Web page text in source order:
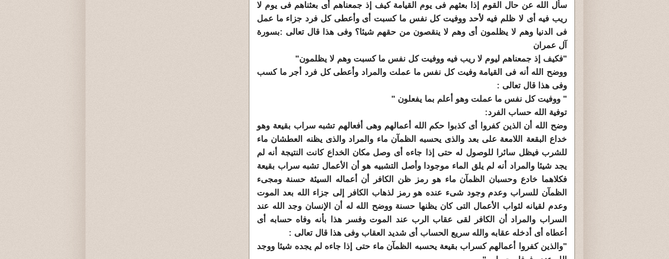
سأل الله عن حال القوم إذا بعثهم فى يوم القيامة كيف إذ جمعناهم أى بعثناهم فى يوم لا
ريب فيه أى لا ظلم فيه لأحد ووفيت كل نفس ما كسبت أى وأعطى كل فرد جزاء ما عمل
فى الدنيا وهم لا يظلمون أى وهم لا ينقصون من حقهم شيئا؟ وفى هذا قال تعالى :بسورة
آل عمران
"فكيف إذ جمعناهم ليوم لا ريب فيه ووفيت كل نفس ما كسبت وهم لا يظلمون"
ووضح الله أنه فى القيامة وفيت كل نفس ما عملت والمراد وأعطى كل فرد أجر ما كسب
وفى هذا قال تعالى :
" ووفيت كل نفس ما عملت وهو أعلم بما يفعلون "
توفية الله حساب الفرد:
وضح الله أن الذين كفروا أى كذبوا حكم الله أعمالهم وهى أفعالهم تشبه سراب بقيعة وهو
خداع البقعة اللامعة على بعد والذى يحسبه الظمآن ماء والمراد والذى يظنه العطشان ماء
للشرب فيظل سائرا للوصول له حتى إذا جاءه أى وصل مكان الخداع كانت النتيجة أنه لم
يجد شيئا والمراد أنه لم يلق الماء موجودا وأصل التشبيه هو أن الأعمال تشبه سراب بقيعة
فكلاهما خادع وحسبان الظمآن ماء هو رمز ظن الكافر أن أعماله السيئة حسنة ومجىء
الظمآن للسراب وعدم وجود شىء عنده هو رمز لذهاب الكافر إلى جزاء الله بعد الموت
وعدم لقيانه لثواب الأعمال التى كان يظنها حسنة ووضح الله له أن الإنسان وجد الله عند
السراب والمراد أن الكافر لقى عقاب الرب عند الموت وفسر هذا بأنه وفاه حسابه أى
أعطاه أى أدخله عقابه والله سريع الحساب أى شديد العقاب وفى هذا قال تعالى :
"والذين كفروا أعمالهم كسراب بقيعة يحسبه الظمآن ماء حتى إذا جاءه لم يجده شيئا ووجد